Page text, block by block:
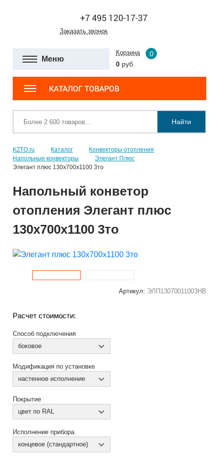
+7 495 120-17-37
Заказать звонок
Меню
Корзина
0
0 руб.
КАТАЛОГ ТОВАРОВ
Найти
KZTO.ru Каталог
Конвекторы отопления
Напольные конвекторы
Элегант Плюс
Элегант плюс 130x700x1100 3то
Напольный конветор
отопления Элегант плюс
130x700x1100 3то
Артикул: ЭЛП13070011003НВ
Расчет стоимости:
Способ подключения
боковое
Модификация по установке
настенное исполнение
Покрытие
цвет по RAL
Исполнение прибора
концевое (стандартное)